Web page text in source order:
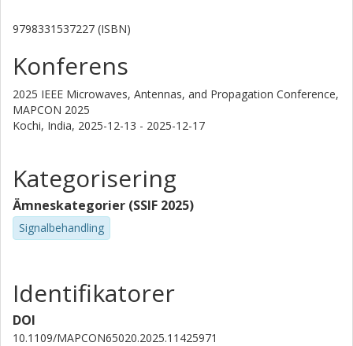
9798331537227 (ISBN)
Konferens
2025 IEEE Microwaves, Antennas, and Propagation Conference,
MAPCON 2025
Kochi, India, 2025-12-13 - 2025-12-17
Kategorisering
Ämneskategorier (SSIF 2025)
Signalbehandling
Identifikatorer
DOI
10.1109/MAPCON65020.2025.11425971